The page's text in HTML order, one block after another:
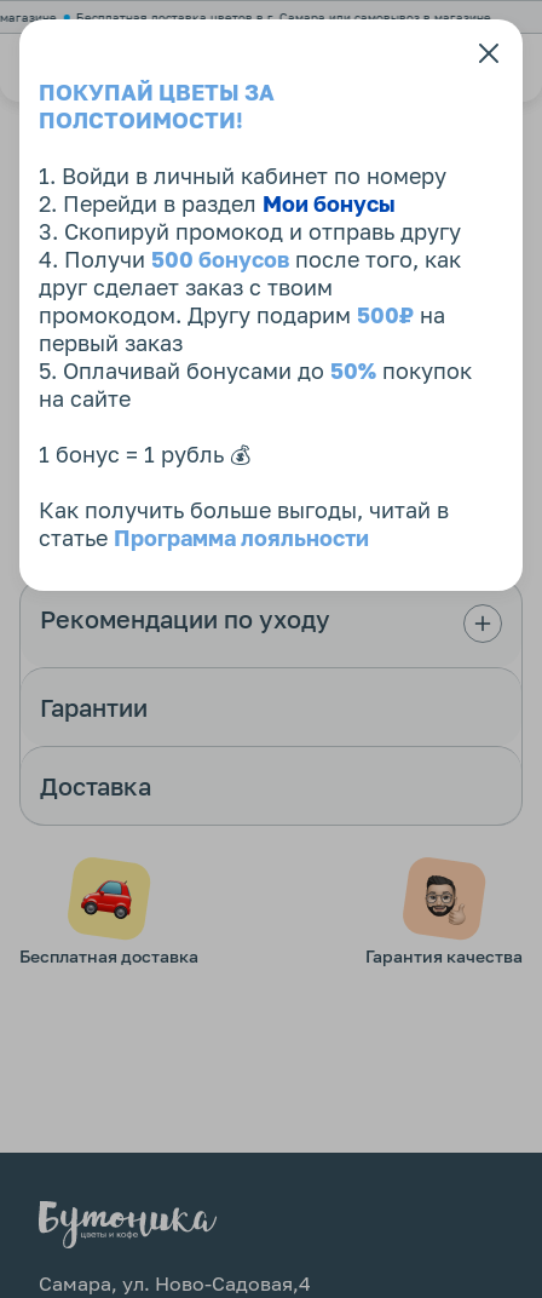
Бесплатная доставка цветов в г. Самара или самовывоз в магазине
Возможна 20% замена составляющих букета
Перед доставкой мы отправим Вам фотографию собранного
букета.
Рекомендации по уходу
Гарантии
Доставка
Бесплатная доставка Гарантия качества
Самара, ул. Ново-Садовая,4
ПОКУПАЙ ЦВЕТЫ ЗА
ПОЛСТОИМОСТИ!
1. Войди в личный кабинет по номеру
2. Перейди в раздел Мои бонусы
3. Скопируй промокод и отправь другу
4. Получи 500 бонусов после того, как
друг сделает заказ с твоим
промокодом. Другу подарим 500₽ на
первый заказ
5. Оплачивай бонусами до 50% покупок
на сайте
1 бонус = 1 рубль 💰
Как получить больше выгоды, читай в
статье Программа лояльности